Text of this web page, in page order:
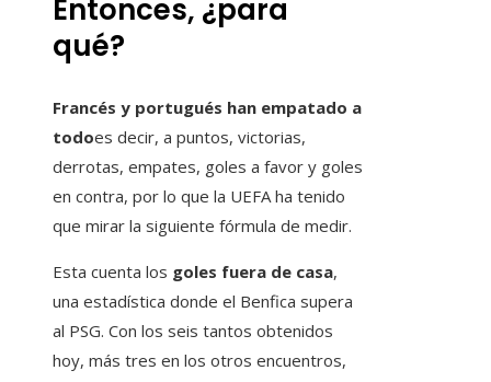
Entonces, ¿para
qué?
Francés y portugués han empatado a
todoes decir, a puntos, victorias,
derrotas, empates, goles a favor y goles
en contra, por lo que la UEFA ha tenido
que mirar la siguiente fórmula de medir.
Esta cuenta los goles fuera de casa,
una estadística donde el Benfica supera
al PSG. Con los seis tantos obtenidos
hoy, más tres en los otros encuentros,